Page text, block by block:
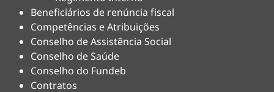
Beneficiários de renúncia fiscal
Competências e Atribuições
Conselho de Assistência Social
Conselho de Saúde
Conselho do Fundeb
Contratos